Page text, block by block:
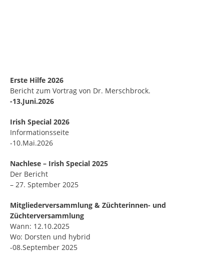
Erste Hilfe 2026
Bericht zum Vortrag von Dr. Merschbrock.
-13.Juni.2026
Irish Special 2026
Informationsseite
-10.Mai.2026
Nachlese – Irish Special 2025
Der Bericht
– 27. Sptember 2025
Mitgliederversammlung & Züchterinnen- und
Züchterversammlung
Wann: 12.10.2025
Wo: Dorsten und hybrid
-08.September 2025